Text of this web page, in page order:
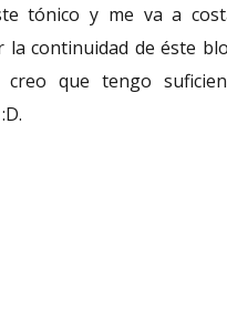
tónico y me va a
la continuidad de éste
que tengo